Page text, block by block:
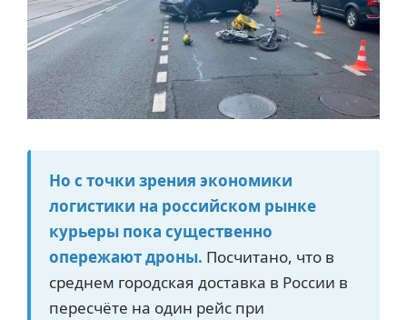
Но с точки зрения экономики
логистики на российском рынке
курьеры пока существенно
опережают дроны. Посчитано, что в
среднем городская доставка в России в
пересчёте на один рейс при